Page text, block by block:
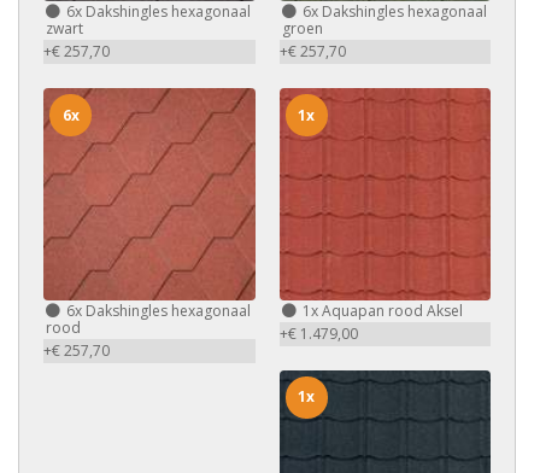
6x Dakshingles hexagonaal
zwart
+€ 257,70
6xDakshingles hexagonaal
groen
+€ 257,70
6x Dakshingles hexagonaal
rood
+€ 257,70
6x
1xAquapan rood Aksel
+€ 1.479,00
1x
1x